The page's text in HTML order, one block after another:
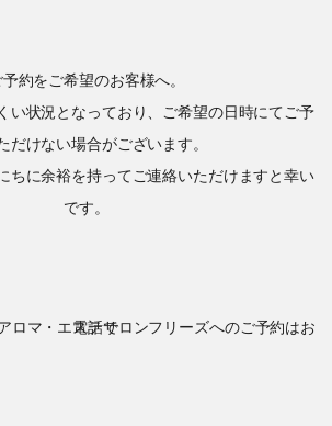
予約をご希望のお客様へ。
い状況となっており、ご希望の日時にてご予
だけない場合がございます。
ちに余裕を持ってご連絡いただけますと幸い
です。